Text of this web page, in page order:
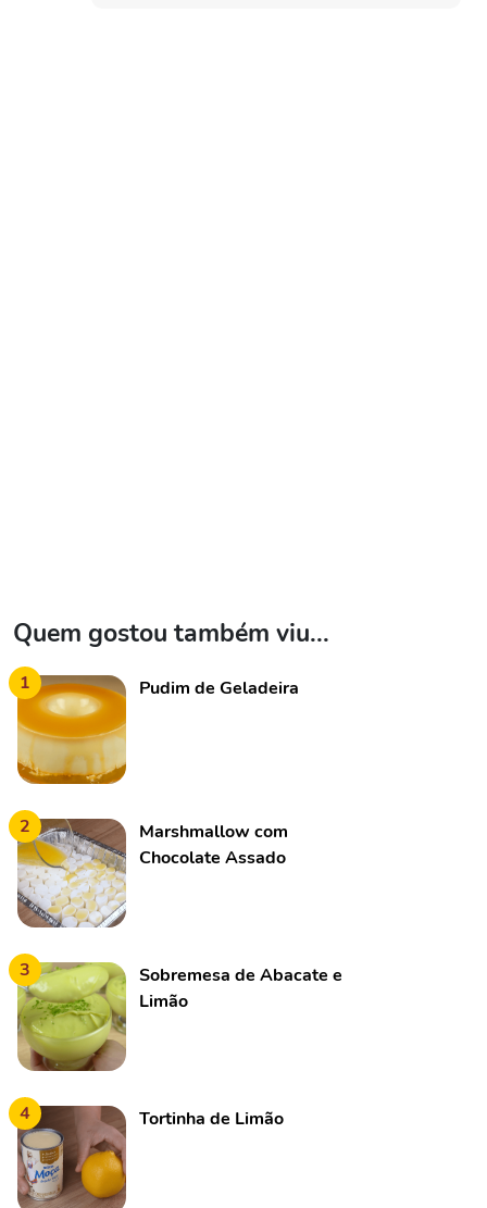
Quem gostou também viu...
1 Pudim de Geladeira
2
Marshmallow com
Chocolate Assado
3
Sobremesa de Abacate e
Limão
4 Tortinha de Limão